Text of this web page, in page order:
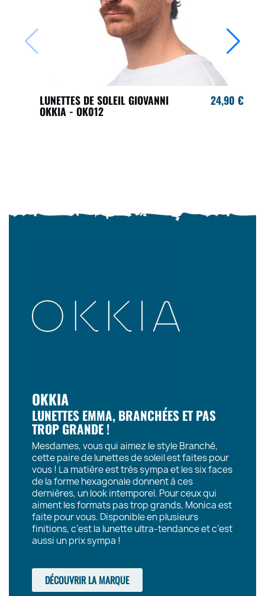
LUNETTES DE SOLEIL GIOVANNI
OKKIA - OK012
24,90 €
OKKIA
LUNETTES EMMA, BRANCHÉES ET PAS
TROP GRANDE !
Mesdames, vous qui aimez le style Branché,
cette paire de lunettes de soleil est faites pour
vous ! La matière est très sympa et les six faces
de la forme hexagonale donnent à ces
dernières, un look intemporel. Pour ceux qui
aiment les formats pas trop grands, Monica est
faite pour vous. Disponible en plusieurs
finitions, c’est la lunette ultra-tendance et c’est
aussi un prix sympa !
DÉCOUVRIR LA MARQUE